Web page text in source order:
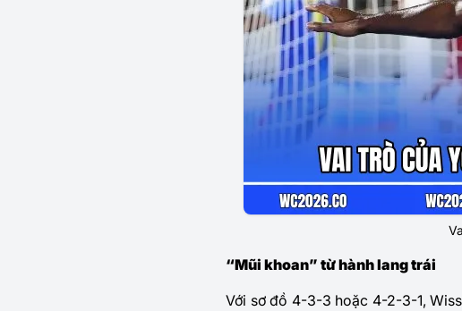
“Mũi khoan” từ hành lang trái
Với sơ đồ 4-3-3 hoặc 4-2-3-1,